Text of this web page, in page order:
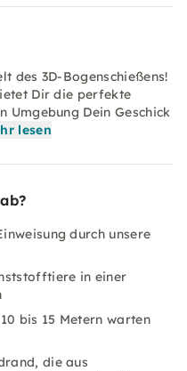
des 3D-Bogenschießens!
Dir die perfekte
Umgebung Dein Geschick
lesen
durch unsere
in einer
bis 15 Metern warten
die aus